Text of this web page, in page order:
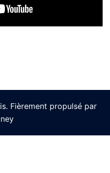
Fièrement propulsé par